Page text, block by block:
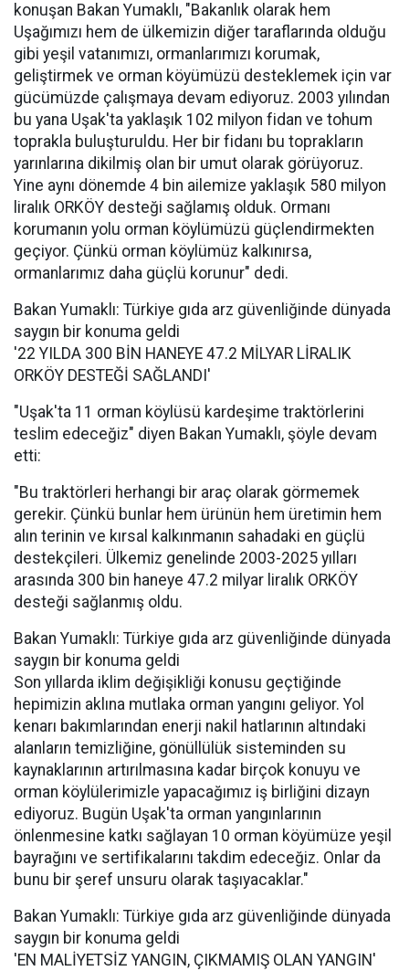
konuşan Bakan Yumaklı, "Bakanlık olarak hem
Uşağımızı hem de ülkemizin diğer taraflarında olduğu
gibi yeşil vatanımızı, ormanlarımızı korumak,
geliştirmek ve orman köyümüzü desteklemek için var
gücümüzde çalışmaya devam ediyoruz. 2003 yılından
bu yana Uşak'ta yaklaşık 102 milyon fidan ve tohum
toprakla buluşturuldu. Her bir fidanı bu toprakların
yarınlarına dikilmiş olan bir umut olarak görüyoruz.
Yine aynı dönemde 4 bin ailemize yaklaşık 580 milyon
liralık ORKÖY desteği sağlamış olduk. Ormanı
korumanın yolu orman köylümüzü güçlendirmekten
geçiyor. Çünkü orman köylümüz kalkınırsa,
ormanlarımız daha güçlü korunur" dedi.
Bakan Yumaklı: Türkiye gıda arz güvenliğinde dünyada
saygın bir konuma geldi
'22 YILDA 300 BİN HANEYE 47.2 MİLYAR LİRALIK
ORKÖY DESTEĞİ SAĞLANDI'
"Uşak'ta 11 orman köylüsü kardeşime traktörlerini
teslim edeceğiz" diyen Bakan Yumaklı, şöyle devam
etti:
"Bu traktörleri herhangi bir araç olarak görmemek
gerekir. Çünkü bunlar hem ürünün hem üretimin hem
alın terinin ve kırsal kalkınmanın sahadaki en güçlü
destekçileri. Ülkemiz genelinde 2003-2025 yılları
arasında 300 bin haneye 47.2 milyar liralık ORKÖY
desteği sağlanmış oldu.
Bakan Yumaklı: Türkiye gıda arz güvenliğinde dünyada
saygın bir konuma geldi
Son yıllarda iklim değişikliği konusu geçtiğinde
hepimizin aklına mutlaka orman yangını geliyor. Yol
kenarı bakımlarından enerji nakil hatlarının altındaki
alanların temizliğine, gönüllülük sisteminden su
kaynaklarının artırılmasına kadar birçok konuyu ve
orman köylülerimizle yapacağımız iş birliğini dizayn
ediyoruz. Bugün Uşak'ta orman yangınlarının
önlenmesine katkı sağlayan 10 orman köyümüze yeşil
bayrağını ve sertifikalarını takdim edeceğiz. Onlar da
bunu bir şeref unsuru olarak taşıyacaklar."
Bakan Yumaklı: Türkiye gıda arz güvenliğinde dünyada
saygın bir konuma geldi
'EN MALİYETSİZ YANGIN, ÇIKMAMIŞ OLAN YANGIN'